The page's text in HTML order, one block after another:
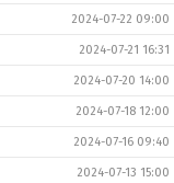
2024-07-22 09:00
2024-07-21 16:31
2024-07-20 14:00
2024-07-18 12:00
2024-07-16 09:40
2024-07-13 15:00